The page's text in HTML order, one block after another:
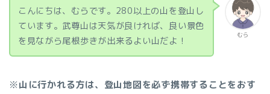
むら
こんにちは、むらです。280以上の山を登山し
ています。武尊山は天気が良ければ、良い景色
を見ながら尾根歩きが出来るよい山だよ！
※山に行かれる方は、登山地図を必ず携帯することをおす